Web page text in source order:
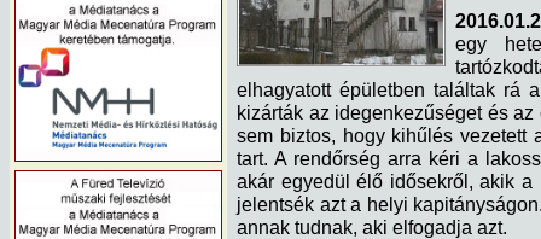
egy
elhagyatott épületben találtak rá
kizárták az idegenkezűséget és
sem biztos, hogy kihűlés vezetett
tart. A rendőrség arra kéri a
akár egyedül élő idősekről, akik
jelentsék azt a helyi
annak tudnak, aki elfogadja azt.